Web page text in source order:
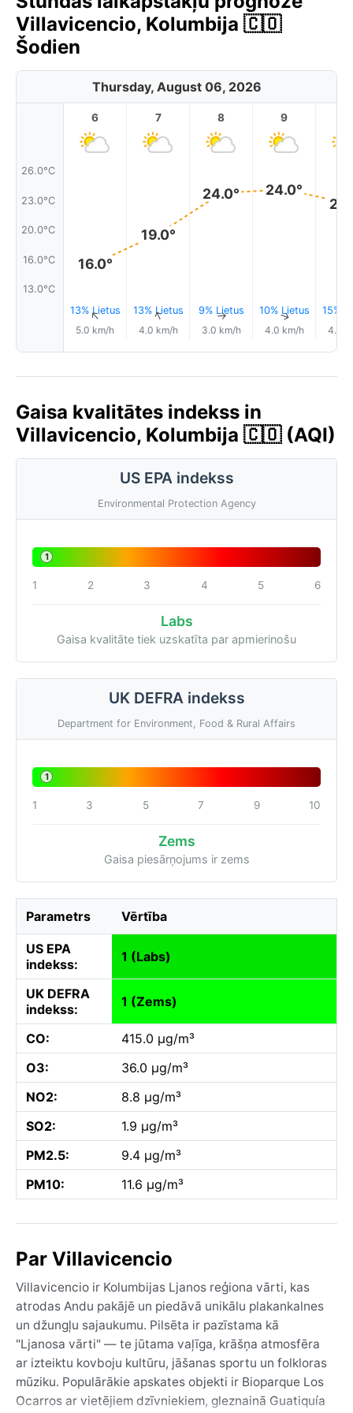
Villavicencio, Kolumbija 🇨🇴
Šodien
Thursday, August 06, 2026
26.0°C
23.0°C
20.0°C
16.0°C
13.0°C
6
16.0°
13% Lietus
↑
5.0 km/h
7
19.0°
13% Lietus
↑
4.0 km/h
8
24.0°
9% Lietus
↑
3.0 km/h
9
24.0°
10% Lietus
↑
4.0 km/h
15%
4.0
Gaisa kvalitātes indekss in
Villavicencio, Kolumbija 🇨🇴 (AQI)
US EPA indekss
Environmental Protection Agency
1
1 2 3 4 5 6
Labs
Gaisa kvalitāte tiek uzskatīta par apmierinošu
UK DEFRA indekss
Department for Environment, Food & Rural Affairs
1
1 3 5 7 9 10
Zems
Gaisa piesārņojums ir zems
Parametrs Vērtība
US EPA
indekss:
1 (Labs)
UK DEFRA
indekss:
1 (Zems)
CO:
415.0 µg/m³
O3:
36.0 µg/m³
NO2:
8.8 µg/m³
SO2:
1.9 µg/m³
PM2.5:
9.4 µg/m³
PM10:
11.6 µg/m³
Par Villavicencio
Villavicencio ir Kolumbijas Ljanos reģiona vārti, kas
atrodas Andu pakājē un piedāvā unikālu plakankalnes
un džungļu sajaukumu. Pilsēta ir pazīstama kā
"Ljanosa vārti" — te jūtama vaļīga, krāšņa atmosfēra
ar izteiktu kovboju kultūru, jāšanas sportu un folkloras
mūziku. Populārākie apskates objekti ir Bioparque Los
Ocarros ar vietējiem dzīvniekiem, gleznainā Guatiquía